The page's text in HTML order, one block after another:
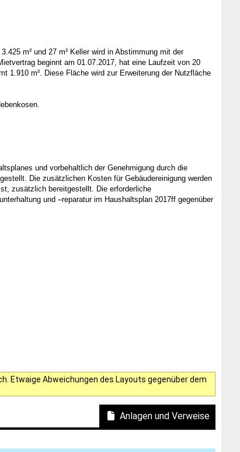
m² und 27 m² Keller wird in Abstimmung mit der
beginnt am 01.07.2017, hat eine Laufzeit von 20
1.910 m². Diese Fläche wird zur Erweiterung der Nutzfläche
und vorbehaltlich der Genehmigung durch die
Die zusätzlichen Kosten für Gebäudereinigung werden
zusätzlich bereitgestellt. Die erforderliche
und –reparatur im Haushaltsplan 2017ff gegenüber
Etwaige Abweichungen des Layouts gegenüber dem
Anlagen und Verweise